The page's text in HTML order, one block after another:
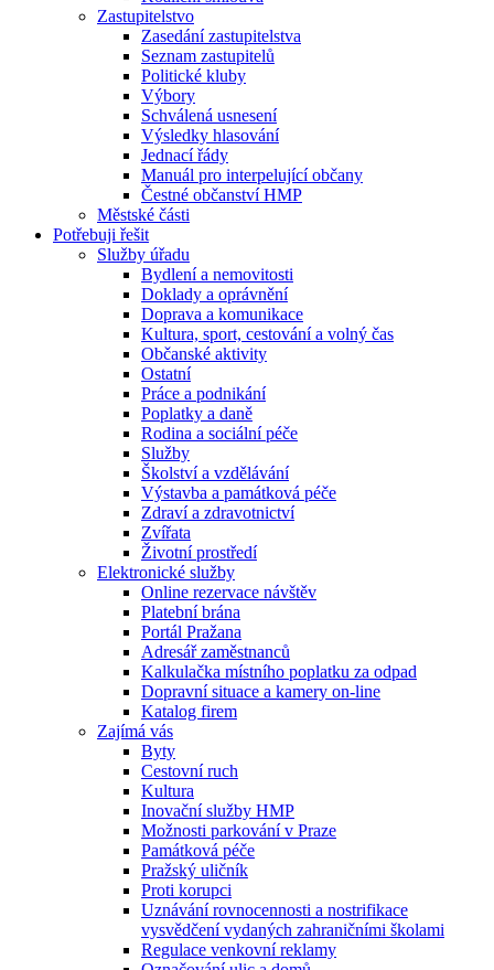
Zastupitelstvo
Zasedání zastupitelstva
Seznam zastupitelů
Politické kluby
Výbory
Schválená usnesení
Výsledky hlasování
Jednací řády
Manuál pro interpelující občany
Čestné občanství HMP
Městské části
Potřebuji řešit
Služby úřadu
Bydlení a nemovitosti
Doklady a oprávnění
Doprava a komunikace
Kultura, sport, cestování a volný čas
Občanské aktivity
Ostatní
Práce a podnikání
Poplatky a daně
Rodina a sociální péče
Služby
Školství a vzdělávání
Výstavba a památková péče
Zdraví a zdravotnictví
Zvířata
Životní prostředí
Elektronické služby
Online rezervace návštěv
Platební brána
Portál Pražana
Adresář zaměstnanců
Kalkulačka místního poplatku za odpad
Dopravní situace a kamery on-line
Katalog firem
Zajímá vás
Byty
Cestovní ruch
Kultura
Inovační služby HMP
Možnosti parkování v Praze
Památková péče
Pražský uličník
Proti korupci
Uznávání rovnocennosti a nostrifikace
vysvědčení vydaných zahraničními školami
Regulace venkovní reklamy